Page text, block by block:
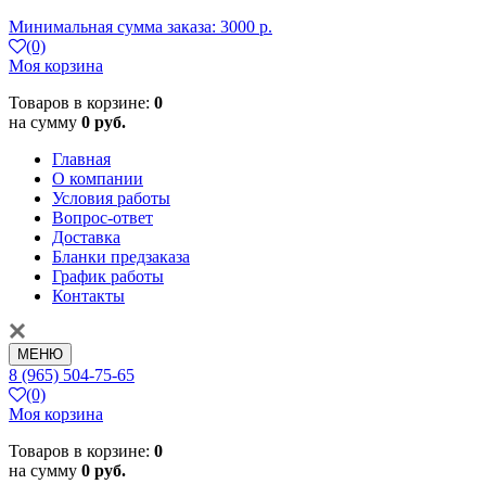
Минимальная сумма заказа: 3000 р.
(0)
Моя корзина
Товаров в корзине: 0
на сумму 0 руб.
Главная
О компании
Условия работы
Вопрос-ответ
Доставка
Бланки предзаказа
График работы
Контакты
МЕНЮ
8 (965) 504-75-65
(0)
Моя корзина
Товаров в корзине: 0
на сумму 0 руб.